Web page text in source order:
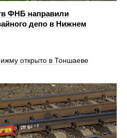
ФНБ направили
депо в Нижнем
открыто в Тоншаеве